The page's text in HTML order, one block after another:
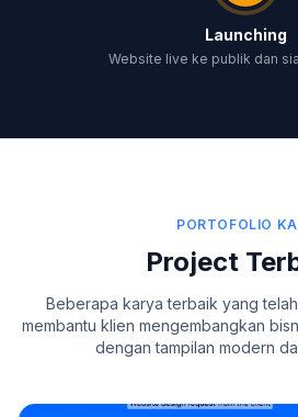
Launching
Website live ke publik dan
PORTOFOLIO
Project
Beberapa karya terbaik yang
membantu klien mengembangkan
dengan tampilan modern